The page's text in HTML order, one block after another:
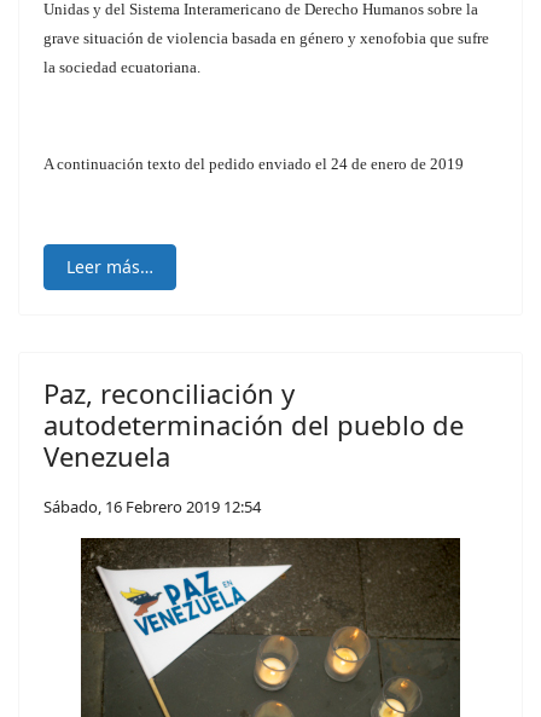
Unidas y del Sistema Interamericano de Derecho Humanos sobre la
grave situación de violencia basada en género y xenofobia que sufre
la sociedad ecuatoriana.
A continuación texto del pedido enviado el 24 de enero de 2019
Leer más…
Paz, reconciliación y
autodeterminación del pueblo de
Venezuela
Sábado, 16 Febrero 2019 12:54